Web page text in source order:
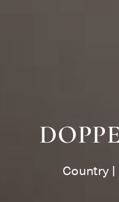
Country